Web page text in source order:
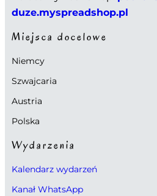
duze.myspreadshop.pl
Miejsca docelowe
Niemcy
Szwajcaria
Austria
Polska
Wydarzenia
Kalendarz wydarzeń
Kanał WhatsApp